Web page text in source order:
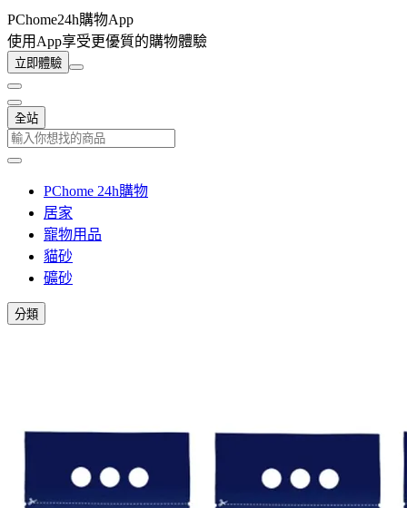
PChome24h購物App
使用App享受更優質的購物體驗
立即體驗
全站
PChome 24h購物
居家
寵物用品
貓砂
礦砂
分類